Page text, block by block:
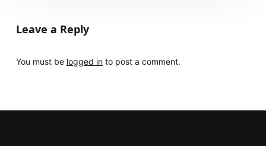
Leave a Reply
You must be logged into post a comment.